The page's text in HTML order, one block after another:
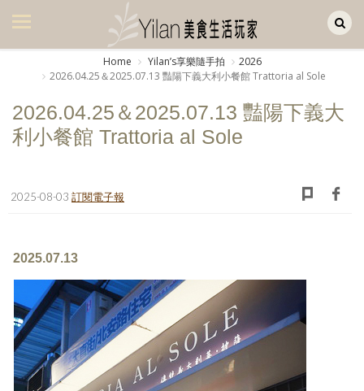
美食集
美飲集
廚房集
旅遊集
書房集
日記簿
餐桌週記
享樂隨手拍
照相簿
Home Yilanʼs享樂隨手拍
2026
2026.04.25＆2025.07.13 豔陽下義大利小餐館 Trattoria al Sole
2026.04.25＆2025.07.13 豔陽下義大
利小餐館 Trattoria al Sole
2025-08-03 訂閱電子報
2025.07.13